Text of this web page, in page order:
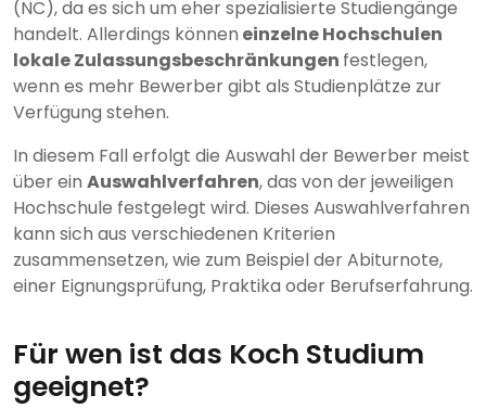
(NC), da es sich um eher spezialisierte Studiengänge
handelt. Allerdings können einzelne Hochschulen
lokale Zulassungsbeschränkungen festlegen,
wenn es mehr Bewerber gibt als Studienplätze zur
Verfügung stehen.
In diesem Fall erfolgt die Auswahl der Bewerber meist
über ein Auswahlverfahren, das von der jeweiligen
Hochschule festgelegt wird. Dieses Auswahlverfahren
kann sich aus verschiedenen Kriterien
zusammensetzen, wie zum Beispiel der Abiturnote,
einer Eignungsprüfung, Praktika oder Berufserfahrung.
Für wen ist das Koch Studium
geeignet?